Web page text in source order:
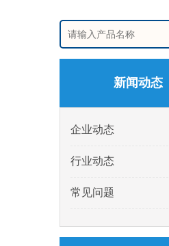
新闻动态
企业动态
行业动态
常见问题